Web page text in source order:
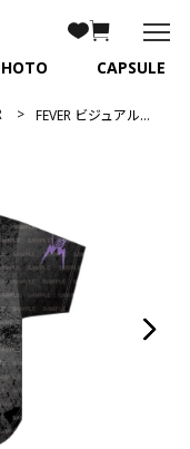
CAPSULE
FEVER ビジュアルユニフォーム/岩谷翔吾